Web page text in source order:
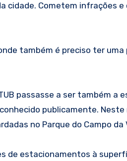
Cometem infrações
também é preciso ter
passasse a ser também a
publicamente.
no Parque do Campo
de estacionamentos à